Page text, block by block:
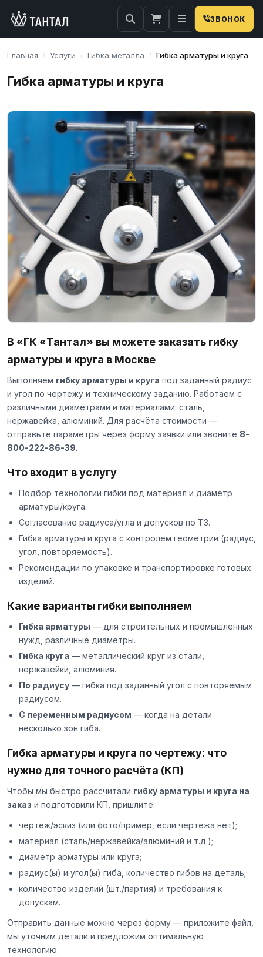
ЗВОНОК
Главная / Услуги / Гибка металла / Гибка арматуры и круга
Гибка арматуры и круга
В «ГК «Тантал» вы можете заказать гибку
арматуры и круга в Москве
Выполняем гибку арматуры и круга под заданный радиус
и угол по чертежу и техническому заданию. Работаем с
различными диаметрами и материалами: сталь,
нержавейка, алюминий. Для расчёта стоимости —
отправьте параметры через форму заявки или звоните 8-
800-222-86-39.
Что входит в услугу
Подбор технологии гибки под материал и диаметр
арматуры/круга.
Согласование радиуса/угла и допусков по ТЗ.
Гибка арматуры и круга с контролем геометрии (радиус,
угол, повторяемость).
Рекомендации по упаковке и транспортировке готовых
изделий.
Какие варианты гибки выполняем
Гибка арматуры — для строительных и промышленных
нужд, различные диаметры.
Гибка круга — металлический круг из стали,
нержавейки, алюминия.
По радиусу — гибка под заданный угол с повторяемым
радиусом.
С переменным радиусом — когда на детали
несколько зон гиба.
Гибка арматуры и круга по чертежу: что
нужно для точного расчёта (КП)
Чтобы мы быстро рассчитали гибку арматуры и круга на
заказ и подготовили КП, пришлите:
чертёж/эскиз (или фото/пример, если чертежа нет);
материал (сталь/нержавейка/алюминий и т.д.);
диаметр арматуры или круга;
радиус(ы) и угол(ы) гиба, количество гибов на деталь;
количество изделий (шт./партия) и требования к
допускам.
Отправить данные можно через форму — приложите файл,
мы уточним детали и предложим оптимальную
технологию.